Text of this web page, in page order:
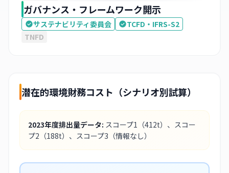
ガバナンス・フレームワーク開示
サステナビリティ委員会
TCFD・IFRS-S2
TNFD
潜在的環境財務コスト（シナリオ別試算）
2023年度排出量データ: スコープ1 （412t） 、スコー
プ2 （188t） 、スコープ3 （情報なし）